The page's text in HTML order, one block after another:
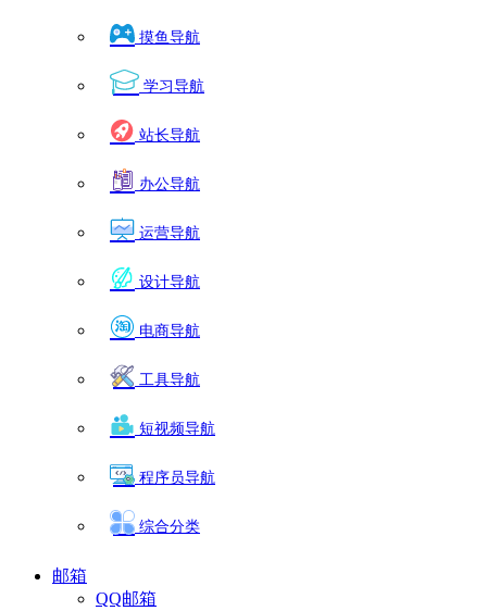
摸鱼导航
学习导航
站长导航
办公导航
运营导航
设计导航
电商导航
工具导航
短视频导航
程序员导航
综合分类
邮箱
QQ邮箱